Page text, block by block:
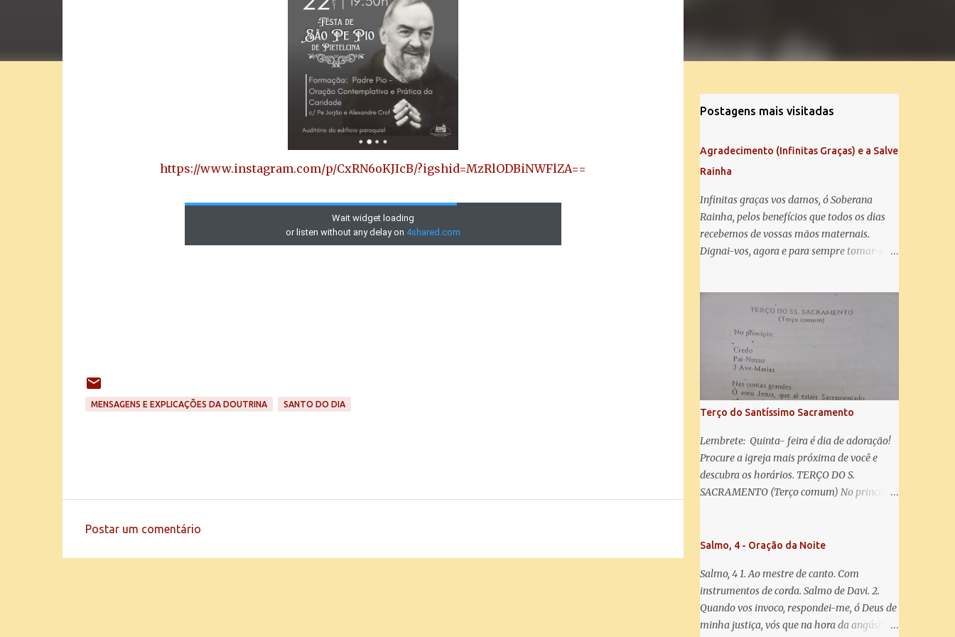
https://www.instagram.com/p/CxRN6oKJIcB/?igshid=MzRlODBiNWFlZA==
MENSAGENS E EXPLICAÇÕES DA DOUTRINA SANTO DO DIA
Postar um comentário
Postagens mais visitadas
Agradecimento (Infinitas Graças) e a Salve
Rainha
Infinitas graças vos damos, ó Soberana
Rainha, pelos benefícios que todos os dias
recebemos de vossas mãos maternais.
Dignai-vos, agora e para sempre tomar-nos
Salve Rainha: Salve Rainha , Mãe de
misericórdia, vida, doçura, esperança nossa,
salve! A vós bradamos os degredados filhos
de Eva, a vós suspiramos, gemendo e
chorando neste vale de lágrimas. Eia, pois,
Advogada nossa, estes vossos olhos
misericordiosos a nós volvei, e depois deste
desterro, mostrai-nos Jesus. Bendito é o
fruto do vosso ventre, ó clemente, ó piedosa,
ó doce e sempre Virgem Maria. Rogai por
nós Santa Mãe de Deus. Para que sejamos
dignos das promessas de Cristo. Amém.
Terço do Santíssimo Sacramento
Lembrete: Quinta- feira é dia de adoração!
Procure a igreja mais próxima de você e
descubra os horários. TERÇO DO S.
SACRAMENTO (Terço comum) No principio:
Sacramentado, não permitais que eu viva
coração ao Vosso e o Vosso ao meu, e, nem
sem Vós morra eu! Nas contas pequenas:
Sacramento de Amor! Misericórdia Senhor!
Glória ao Pai: Cristo pão da vida e remédio
Salmo, 4 - Oração da Noite
Salmo, 4 1. Ao mestre de canto. Com
instrumentos de corda. Salmo de Davi. 2.
Quando vos invoco, respondei-me, ó Deus de
minha justiça, vós que na hora da angústia